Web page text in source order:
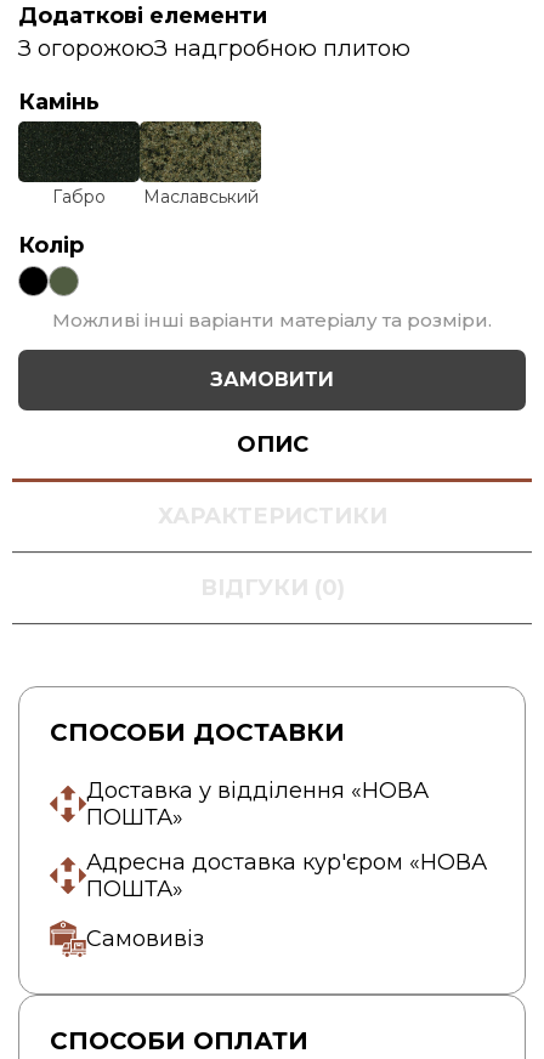
Додаткові елементи
З огорожоюЗ надгробною плитою
Камінь
Габро Маславський
Колір
Можливі інші варіанти матеріалу та розміри.
ЗАМОВИТИ
ОПИС
ХАРАКТЕРИСТИКИ
ВІДГУКИ (0)
СПОСОБИ ДОСТАВКИ
Доставка у відділення «НОВА
ПОШТА»
Адресна доставка кур'єром «НОВА
ПОШТА»
Самовивіз
СПОСОБИ ОПЛАТИ